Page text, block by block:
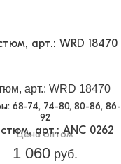
арт.: WRD 18470
: 68-74, 74-80, 80-86, 86-
92
Цена оптом
1 060руб.